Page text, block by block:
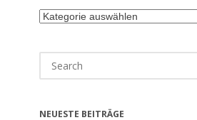
Kategorien
for:
NEUESTE BEITRÄGE